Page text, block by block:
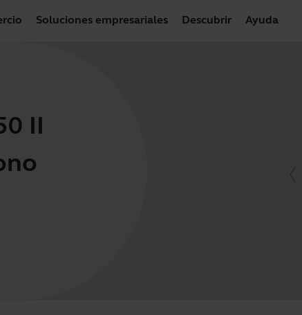
Soluciones empresariales Descubrir Ayuda
II